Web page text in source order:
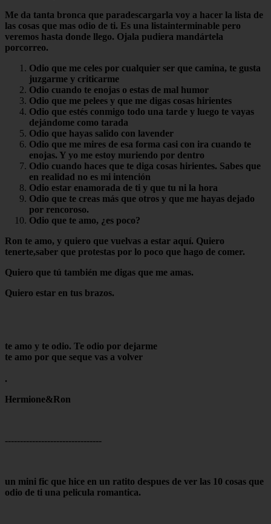
Me da tanta bronca que paradescargarla voy a hacer la lista de
las cosas que mas odio de ti. Es una listainterminable pero
veremos hasta donde llego. Ojala pudiera mandártela
porcorreo.
Odio que me celes por cualquier ser que camina, te gusta
juzgarme y criticarme
Odio cuando te enojas o estas de mal humor
Odio que me pelees y que me digas cosas hirientes
Odio que estés conmigo todo una tarde y luego te vayas
dejándome como tarada
Odio que hayas salido con lavender
Odio que me mires de esa forma casi con ira cuando te
enojas. Y yo me estoy muriendo por dentro
Odio cuando haces que te diga cosas hirientes. Sabes que
en realidad no es mi intención
Odio estar enamorada de ti y que tu ni la hora
Odio que te creas más que otros y que me hayas dejado
por rencoroso.
Odio que te amo, ¿es poco?
Ron te amo, y quiero que vuelvas a estar aquí. Quiero
tenerte,saber que protestas por lo poco que hago de comer.
Quiero que tú también me digas que me amas.
Quiero estar en tus brazos.
te amo y te odio. Te odio por dejarme
te amo por que seque vas a volver
.
Hermione&Ron
--------------------------------
un mini fic que hice en un ratito despues de ver las 10 cosas que
odio de ti una pelicula romantica.